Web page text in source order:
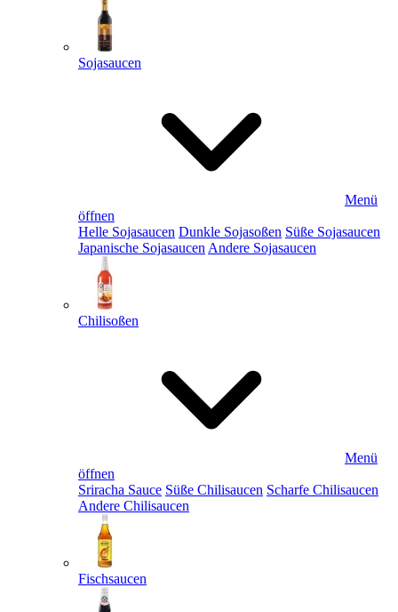
Sojasaucen
Menü
öffnen
Helle Sojasaucen Dunkle Sojasoßen Süße Sojasaucen
Japanische Sojasaucen Andere Sojasaucen
Chilisoßen
Menü
öffnen
Sriracha Sauce Süße Chilisaucen Scharfe Chilisaucen
Andere Chilisaucen
Fischsaucen